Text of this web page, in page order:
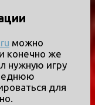
можно
конечно же
нужную игру
для